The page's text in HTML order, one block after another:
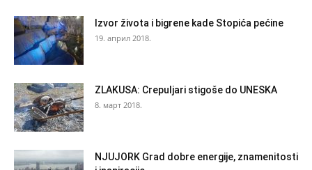
Izvor života i bigrene kade Stopića pećine
19. април 2018.
ZLAKUSA: Crepuljari stigoše do UNESKA
8. март 2018.
NJUJORK Grad dobre energije, znamenitosti